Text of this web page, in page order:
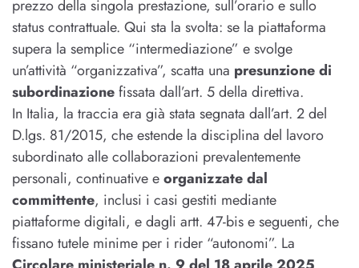
prezzo della singola prestazione, sull’orario e sullo
status contrattuale. Qui sta la svolta: se la piattaforma
supera la semplice “intermediazione” e svolge
un’attività “organizzativa”, scatta una presunzione di
subordinazionefissata dall’art. 5 della direttiva.
In Italia, la traccia era già stata segnata dall’art. 2 del
D.lgs. 81/2015, che estende la disciplina del lavoro
subordinato alle collaborazioni prevalentemente
personali, continuative eorganizzate dal
committente, inclusi i casi gestiti mediante
piattaforme digitali, e dagli artt. 47-bis e seguenti, che
fissano tutele minime per i rider “autonomi”. La